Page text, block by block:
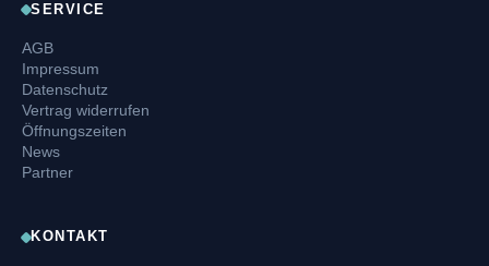
SERVICE
AGB
Impressum
Datenschutz
Vertrag widerrufen
Öffnungszeiten
News
Partner
KONTAKT